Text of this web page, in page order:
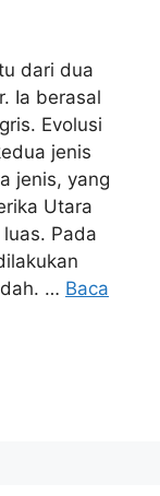
dari dua
Ia berasal
Evolusi
jenis
jenis, yang
Utara
Pada
… Baca